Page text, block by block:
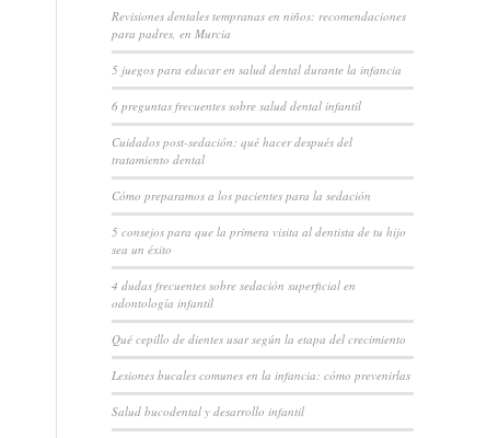
Revisiones dentales tempranas en niños: recomendaciones
para padres, en Murcia
5 juegos para educar en salud dental durante la infancia
6 preguntas frecuentes sobre salud dental infantil
Cuidados post-sedación: qué hacer después del
tratamiento dental
Cómo preparamos a los pacientes para la sedación
5 consejos para que la primera visita al dentista de tu hijo
sea un éxito
4 dudas frecuentes sobre sedación superficial en
odontología infantil
Qué cepillo de dientes usar según la etapa del crecimiento
Lesiones bucales comunes en la infancia: cómo prevenirlas
Salud bucodental y desarrollo infantil